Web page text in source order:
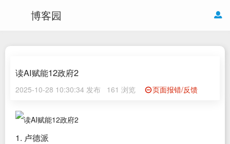
博客园
读AI赋能12政府2
2025-10-28 10:30:34 发布 161 浏览 页面报错/反馈
1. 卢德派